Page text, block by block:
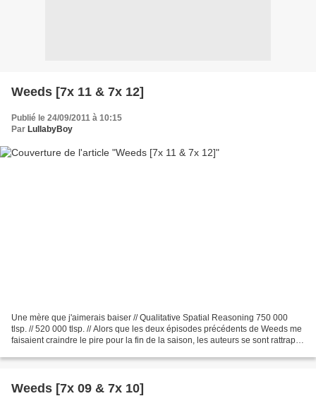
Weeds [7x 11 & 7x 12]
Publié le 24/09/2011 à 10:15
Par LullabyBoy
Une mère que j'aimerais baiser // Qualitative Spatial Reasoning 750 000
tlsp. // 520 000 tlsp. // Alors que les deux épisodes précédents de Weeds me
faisaient craindre le pire pour la fin de la saison, les auteurs se sont rattrapés
Weeds [7x 09 & 7x 10]